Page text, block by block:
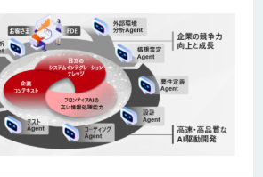
JOINT AI Flow byGMO